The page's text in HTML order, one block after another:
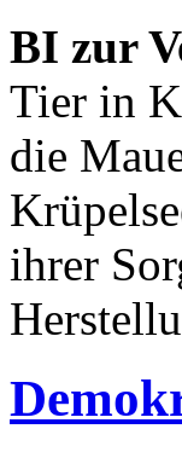
BI zur
Tier in
die
ihrer